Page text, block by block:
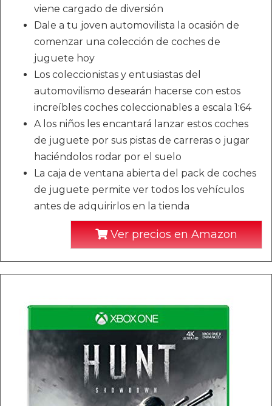
viene cargado de diversión
Dale a tu joven automovilista la ocasión de
comenzar una colección de coches de
juguete hoy
Los coleccionistas y entusiastas del
automovilismo desearán hacerse con estos
increíbles coches coleccionables a escala 1:64
A los niños les encantará lanzar estos coches
de juguete por sus pistas de carreras o jugar
haciéndolos rodar por el suelo
La caja de ventana abierta del pack de coches
de juguete permite ver todos los vehículos
antes de adquirirlos en la tienda
Ver precios en Amazon